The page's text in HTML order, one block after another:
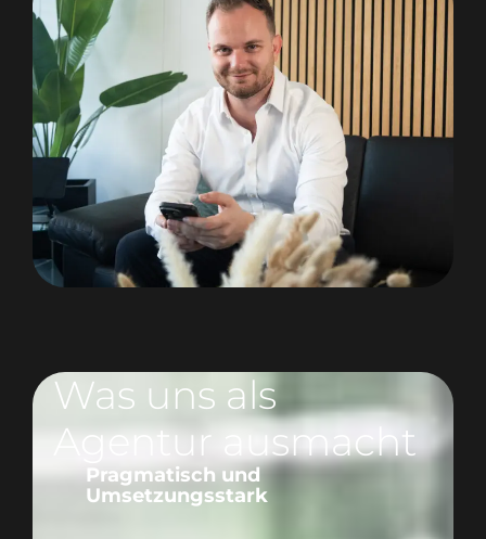
Was uns als
Agentur ausmacht
Pragmatisch und
Umsetzungsstark